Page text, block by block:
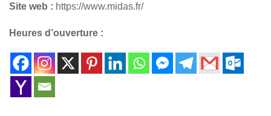
Site web : https://www.midas.fr/
Heures d’ouverture :